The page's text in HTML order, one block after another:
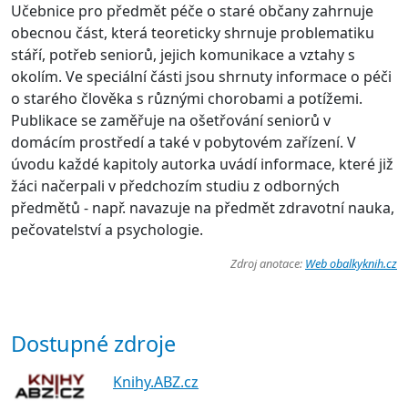
Učebnice pro předmět péče o staré občany zahrnuje
obecnou část, která teoreticky shrnuje problematiku
stáří, potřeb seniorů, jejich komunikace a vztahy s
okolím. Ve speciální části jsou shrnuty informace o péči
o starého člověka s různými chorobami a potížemi.
Publikace se zaměřuje na ošetřování seniorů v
domácím prostředí a také v pobytovém zařízení. V
úvodu každé kapitoly autorka uvádí informace, které již
žáci načerpali v předchozím studiu z odborných
předmětů - např. navazuje na předmět zdravotní nauka,
pečovatelství a psychologie.
Zdroj anotace: Web obalkyknih.cz
Dostupné zdroje
Knihy.ABZ.cz